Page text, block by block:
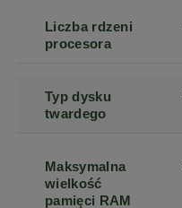
Liczba rdzeni
procesora
Typ dysku
twardego
Maksymalna
wielkość
pamięci RAM